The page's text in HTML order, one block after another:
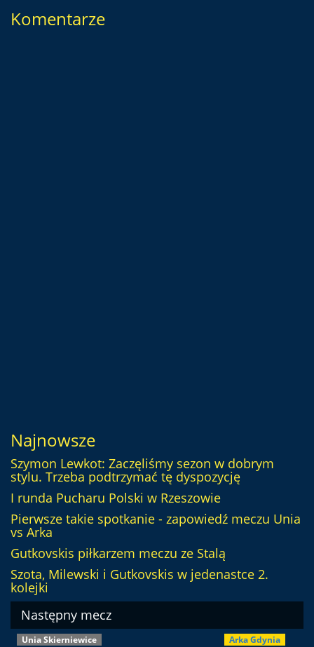
Komentarze
Najnowsze
Szymon Lewkot: Zaczęliśmy sezon w dobrym
stylu. Trzeba podtrzymać tę dyspozycję
I runda Pucharu Polski w Rzeszowie
Pierwsze takie spotkanie - zapowiedź meczu Unia
vs Arka
Gutkovskis piłkarzem meczu ze Stalą
Szota, Milewski i Gutkovskis w jedenastce 2.
kolejki
Następny mecz
Unia Skierniewice Arka Gdynia